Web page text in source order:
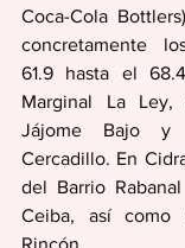
Coca-Cola
concretamente
61.9 hasta el
Marginal La
Jájome Bajo y
Cercadillo. En
del Barrio
Ceiba, así como